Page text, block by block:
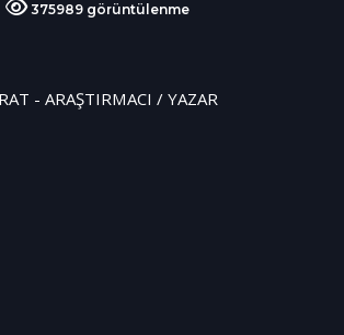
375989 görüntülenme
- ARAŞTIRMACI / YAZAR